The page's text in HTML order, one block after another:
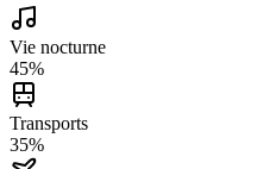
Vie nocturne
45%
Transports
35%